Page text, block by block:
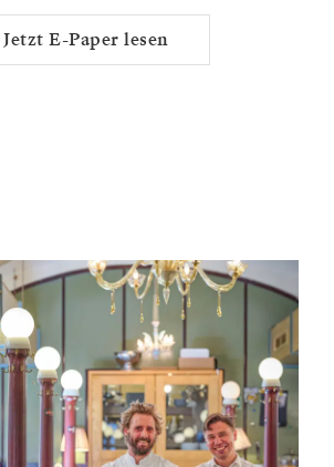
Jetzt E-Paper lesen